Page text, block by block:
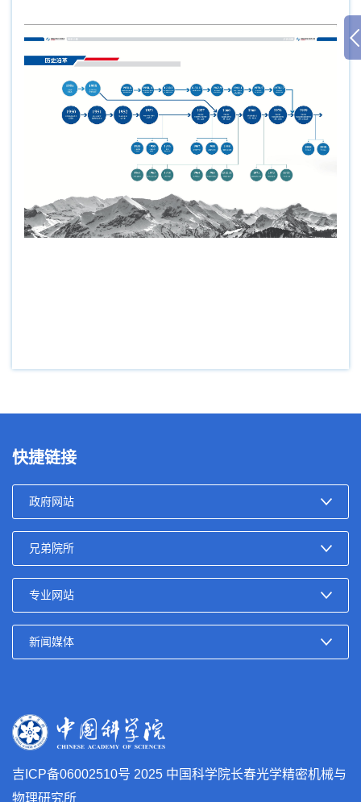
快捷链接
吉ICP备06002510号 2025 中国科学院长春光学精密机械与
物理研究所